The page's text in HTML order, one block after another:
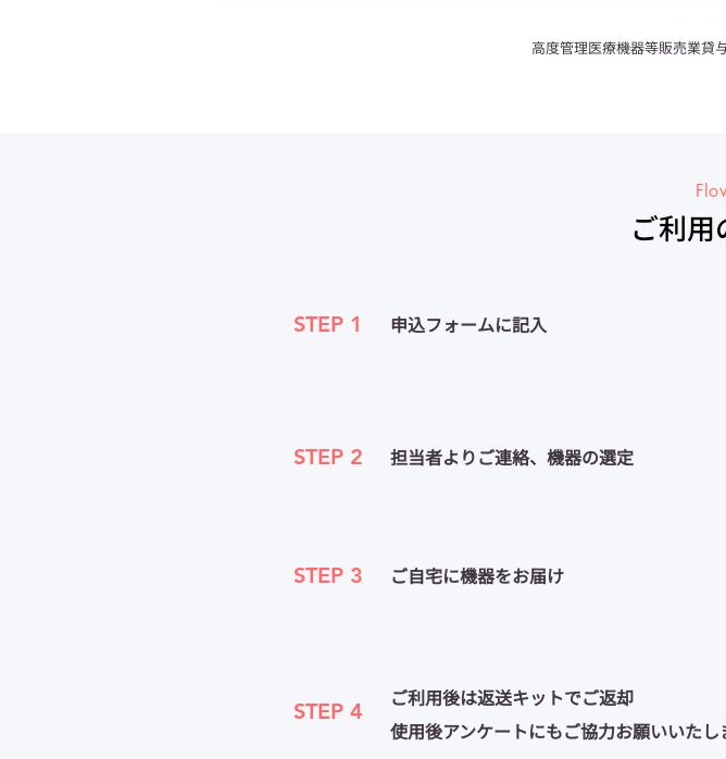
高度管理医療機器等販売業
ご利用
STEP 1 ​申込フォームに記入
STEP 2 ​担当者よりご連絡、機器の選定
STEP 3 ​ご自宅に機器をお届け
STEP 4
ご利用後は返送キットでご返却
使用後アンケートにもご協力お願いいたし